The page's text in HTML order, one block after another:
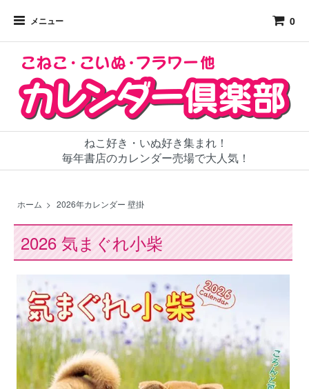
メニュー 0
ねこ好き・いぬ好き集まれ！
毎年書店のカレンダー売場で大人気！
ホーム > 2026年カレンダー 壁掛
2026 気まぐれ小柴